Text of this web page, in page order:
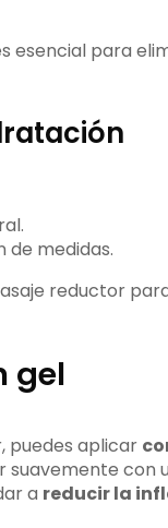
esencial para
de medidas.
reductor
gel
puedes aplicar
suavemente con
a reducir la